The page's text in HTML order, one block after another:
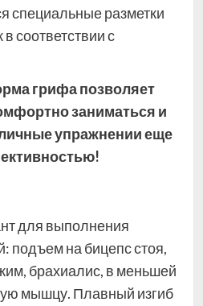
специальные разметки
соответствии с
грифа позволяет
заниматься и
упражнении еще
для выполнения
подъем на бицепс стоя,
брахиалис, в меньшей
мышцу. Плавный изгиб